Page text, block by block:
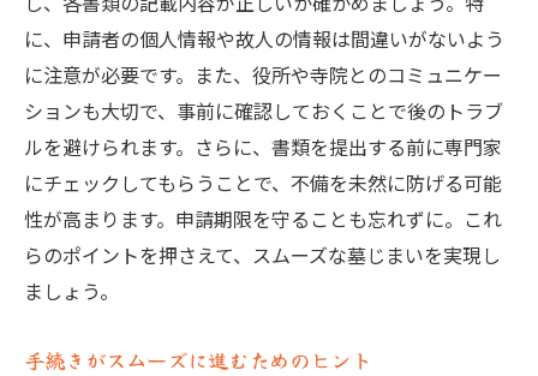
に、申請者の個人情報や故人の情報は間違いがないよう
に注意が必要です。また、役所や寺院とのコミュニケー
ションも大切で、事前に確認しておくことで後のトラブ
ルを避けられます。さらに、書類を提出する前に専門家
にチェックしてもらうことで、不備を未然に防げる可能
性が高まります。申請期限を守ることも忘れずに。これ
らのポイントを押さえて、スムーズな墓じまいを実現し
ましょう。
手続きがスムーズに進むためのヒント